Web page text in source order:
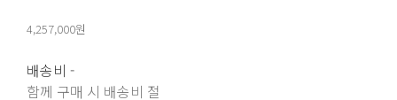
4,257,000원
배송비 -
함께 구매 시 배송비 절